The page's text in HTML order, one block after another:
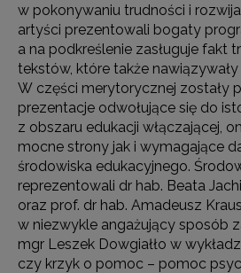
w pokonywaniu trudności i
artyści prezentowali bogaty
a na podkreślenie zasługuje fakt
tekstów, które także nawiązywały
W części merytorycznej zostały
prezentacje odwołujące się do
z obszaru edukacji włączającej,
mocne strony jak i wymagające
środowiska edukacyjnego.
reprezentowali dr hab. Beata
oraz prof. dr hab. Amadeusz
w niezwykle angażujący sposób
mgr Leszek Dowgiałło w
czy krzyk o pomoc – pomoc